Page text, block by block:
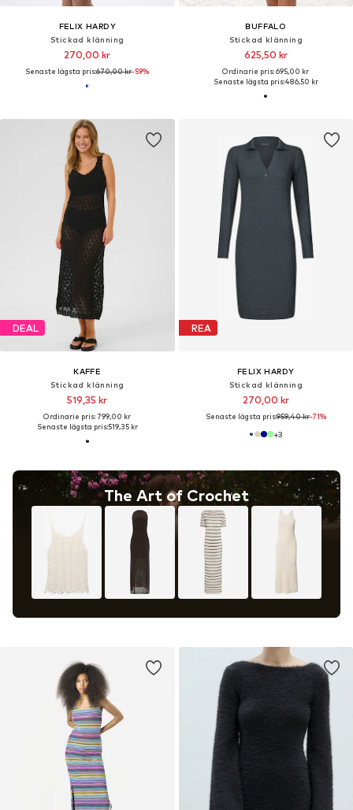
FELIX HARDY
Stickad klänning
270,00 kr
Senaste lägsta pris:670,00 kr-59%
BUFFALO
Stickad klänning
625,50 kr
Ordinarie pris: 695,00 kr
Senaste lägsta pris:486,50 kr
DEAL
KAFFE
Stickad klänning
519,35 kr
Ordinarie pris: 799,00 kr
Senaste lägsta pris:519,35 kr
REA
FELIX HARDY
Stickad klänning
270,00 kr
Senaste lägsta pris:959,40 kr-71%
+3
The Art of Crochet